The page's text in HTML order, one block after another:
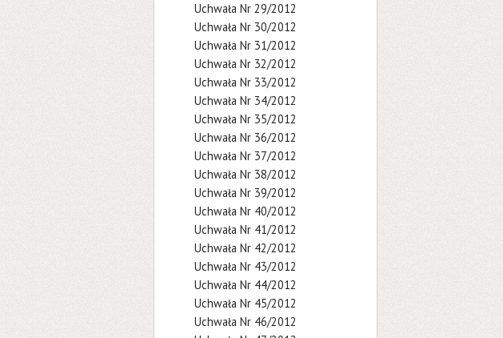
Uchwała Nr 29/2012
Uchwała Nr 30/2012
Uchwała Nr 31/2012
Uchwała Nr 32/2012
Uchwała Nr 33/2012
Uchwała Nr 34/2012
Uchwała Nr 35/2012
Uchwała Nr 36/2012
Uchwała Nr 37/2012
Uchwała Nr 38/2012
Uchwała Nr 39/2012
Uchwała Nr 40/2012
Uchwała Nr 41/2012
Uchwała Nr 42/2012
Uchwała Nr 43/2012
Uchwała Nr 44/2012
Uchwała Nr 45/2012
Uchwała Nr 46/2012